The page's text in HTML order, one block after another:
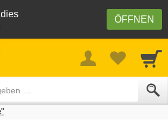
ÖFFNEN